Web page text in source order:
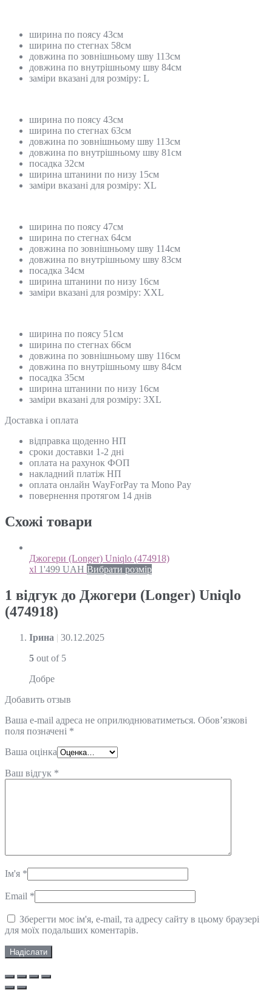
ширина по поясу 43см
ширина по стегнах 58см
довжина по зовнішньому шву 113см
довжина по внутрішньому шву 84см
заміри вказані для розміру: L
ширина по поясу 43см
ширина по стегнах 63см
довжина по зовнішньому шву 113см
довжина по внутрішньому шву 81см
посадка 32см
ширина штанини по низу 15см
заміри вказані для розміру: XL
ширина по поясу 47см
ширина по стегнах 64см
довжина по зовнішньому шву 114см
довжина по внутрішньому шву 83см
посадка 34см
ширина штанини по низу 16см
заміри вказані для розміру: XXL
ширина по поясу 51см
ширина по стегнах 66см
довжина по зовнішньому шву 116см
довжина по внутрішньому шву 84см
посадка 35см
ширина штанини по низу 16см
заміри вказані для розміру: 3XL
Доставка і оплата
відправка щоденно НП
сроки доставки 1-2 дні
оплата на рахунок ФОП
накладний платіж НП
оплата онлайн WayForPay та Mono Pay
повернення протягом 14 днів
Схожi товари
Джогери (Longer) Uniqlo (474918)
xl 1'499 UAH Вибрати розмір
1 відгук до Джогери (Longer) Uniqlo
(474918)
Ірина | 30.12.2025
5 out of 5
Добре
Добавить отзыв
Ваша e-mail адреса не оприлюднюватиметься. Обов’язкові
поля позначені *
Ваша оцінка
Ваш відгук *
Ім'я *
Email *
Зберегти моє ім'я, e-mail, та адресу сайту в цьому браузері
для моїх подальших коментарів.